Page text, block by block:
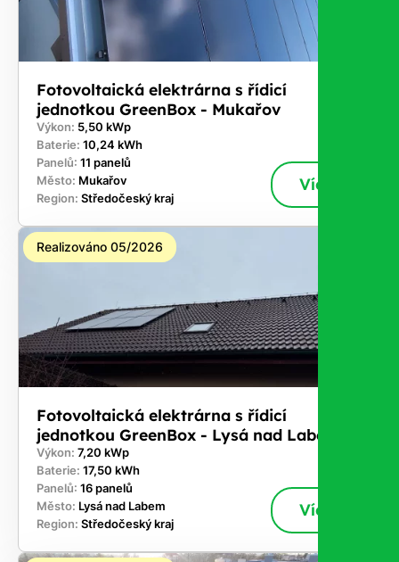
Fotovoltaická elektrárna s řídicí
jednotkou GreenBox - Mukařov
Výkon: 5,50 kWp
Baterie: 10,24 kWh
Panelů: 11 panelů
Město: Mukařov
Region: Středočeský kraj
Více
Realizováno 05/2026
Fotovoltaická elektrárna s řídicí
jednotkou GreenBox - Lysá nad Labem
Výkon: 7,20 kWp
Baterie: 17,50 kWh
Panelů: 16 panelů
Město: Lysá nad Labem
Region: Středočeský kraj
Více